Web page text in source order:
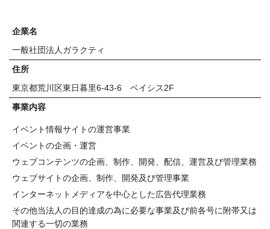
企業名
一般社団法人ガラクティ
住所
東京都荒川区東日暮里6-43-6 ベイシス2F
事業内容
イベント情報サイトの運営事業
イベントの企画・運営
ウェブコンテンツの企画、制作、開発、配信、運営及び管理業務
ウェブサイトの企画、制作、開発及び管理事業
インターネットメディアを中心とした広告代理業務
その他当法人の目的達成の為に必要な事業及び前各号に附帯又は
関連する一切の業務